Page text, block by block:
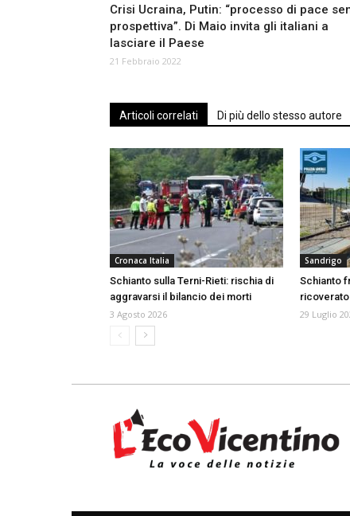
Crisi Ucraina, Putin: “processo di pace
prospettiva”. Di Maio invita gli italiani a
lasciare il Paese
21 Febbraio 2022
Articoli correlati Di più dello stesso autore
Cronaca Italia
Schianto sulla Terni-Rieti: rischia di
aggravarsi il bilancio dei morti
3 Agosto 2026
Sandrigo
Schianto
29 Luglio